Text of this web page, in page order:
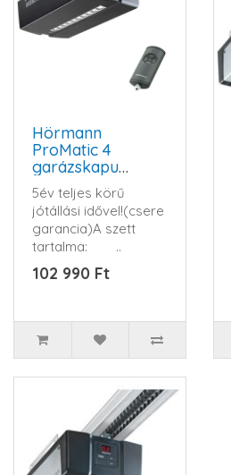
Hörmann
ProMatic 4
garázskapu
hajtómű szett
5év teljes körű
jótállási idővel!(csere
garancia)A szett
tartalma: ..
102 990 Ft